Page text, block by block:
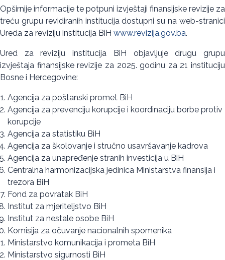
Opširnije informacije te potpuni izvještaji finansijske revizije za
treću grupu revidiranih institucija dostupni su na web-stranici
Ureda za reviziju institucija BiH www.revizija.gov.ba.
Ured za reviziju institucija BiH objavljuje drugu grupu
izvještaja finansijske revizije za 2025. godinu za 21 instituciju
Bosne i Hercegovine:
Agencija za poštanski promet BiH
Agencija za prevenciju korupcije i koordinaciju borbe protiv
korupcije
Agencija za statistiku BiH
Agencija za školovanje i stručno usavršavanje kadrova
Agencija za unapređenje stranih investicija u BiH
Centralna harmonizacijska jedinica Ministarstva finansija i
trezora BiH
Fond za povratak BiH
Institut za mjeriteljstvo BiH
Institut za nestale osobe BiH
Komisija za očuvanje nacionalnih spomenika
Ministarstvo komunikacija i prometa BiH
Ministarstvo sigurnosti BiH